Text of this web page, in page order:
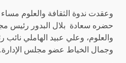
وعقدت ندوة الثقافة والعلوم
حضره سعادة بلال البدور رئيس
والعلوم، وعلي عبيد الهاملي
وجمال الخياط عضو مجلس الإدارة.